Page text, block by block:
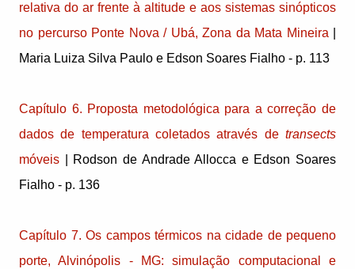
relativa do ar frente à altitude e aos sistemas sinópticos
no percurso Ponte Nova / Ubá, Zona da Mata Mineira
Maria Luiza Silva Paulo e Edson Soares Fialho - p. 113
Capítulo 6. Proposta metodológica para a correção de
dados de temperatura coletados através de transects
móveis | Rodson de Andrade Allocca e Edson Soares
Fialho - p. 136
Capítulo 7. Os campos térmicos na cidade de pequeno
porte, Alvinópolis - MG: simulação computacional e